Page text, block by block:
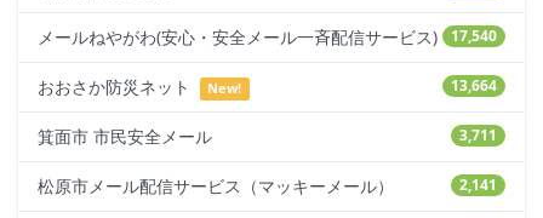
17,540
メールねやがわ(安心・安全メール一斉配信サービス)
13,664
おおさか防災ネット New!
3,711
箕面市 市民安全メール
2,141
松原市メール配信サービス（マッキーメール）